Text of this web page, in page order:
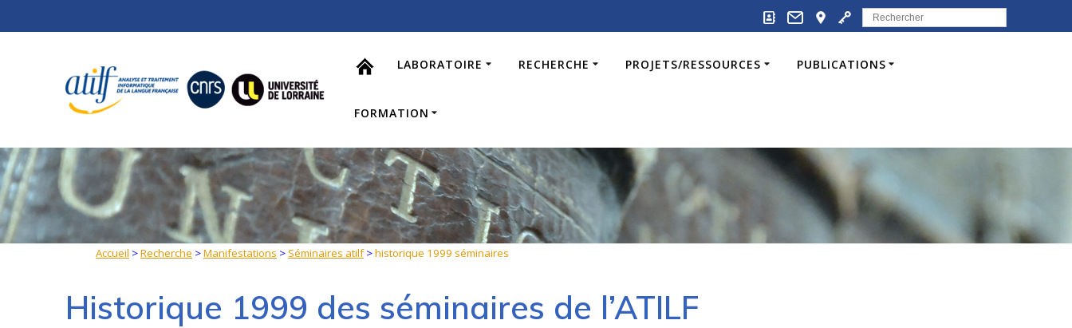
to
Search
for:
LABORATOIRE RECHERCHE PROJETS/RESSOURCES PUBLICATIONS
FORMATION
Accueil >Recherche >Manifestations >Séminaires atilf>historique 1999 séminaires
Historique 1999 des séminaires de l’ATILF